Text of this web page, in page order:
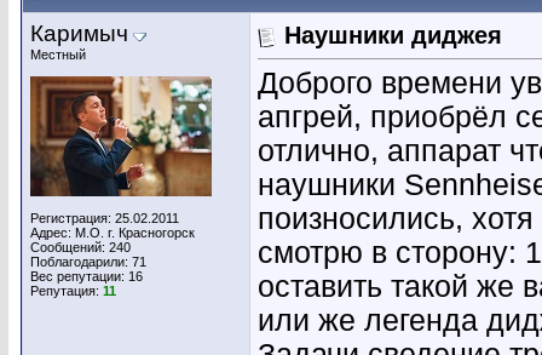
Каримыч
Местный
Регистрация: 25.02.2011
Адрес: М.О. г. Красногорск
Сообщений: 240
Поблагодарили: 71
Вес репутации: 16
Репутация: 11
Наушники диджея
Доброго времени
апгрей, приобрёл
отлично, аппарат
наушники
поизносились,
смотрю в сторону:
оставить такой же
или же легенда